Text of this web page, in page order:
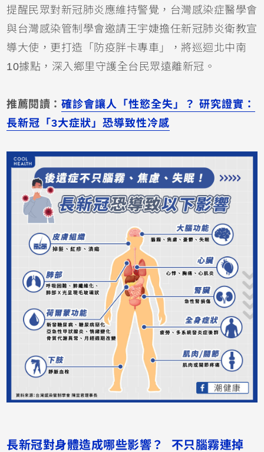
提醒民眾對新冠肺炎應維持警覺，台灣感染症醫學會
與台灣感染管制學會邀請王宇婕擔任新冠肺炎衛教宣
導大使，更打造「防疫胖卡專車」，將巡迴北中南
10據點，深入鄉里守護全台民眾遠離新冠。
推薦閱讀： 確診會讓人「性慾全失」？ 研究證實：
長新冠「3大症狀」恐導致性冷感
長新冠對身體造成哪些影響？ 不只腦霧連掉